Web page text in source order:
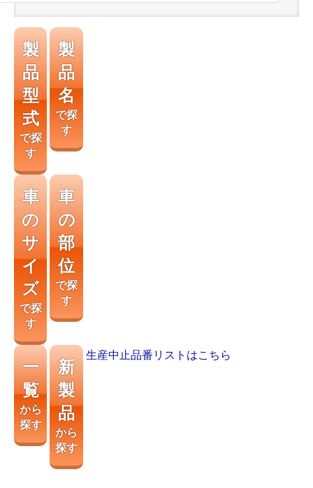
製
品
型
式
で探
す
製
品
名
で探
す
車
の
サ
イ
ズ
で探
す
車
の
部
位
で探
す
一
覧
から
探す
新
製
品
から
探す
生産中止品番リストはこちら